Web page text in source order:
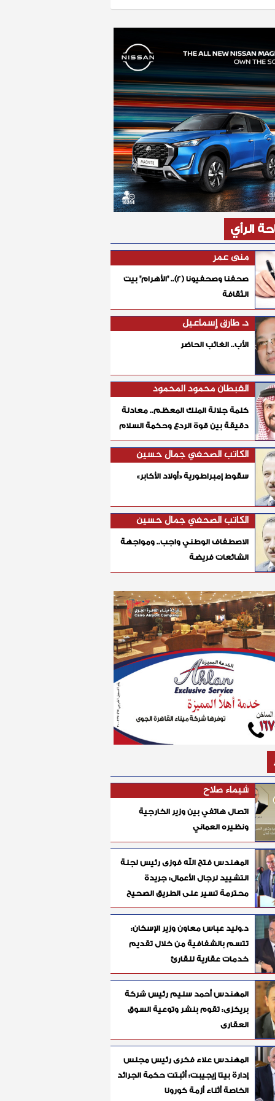
الرأي
منى عمر
صحفنا وصحفيونا (٢).. "الأهرام" بيت
الثقافة
د. طارق إسماعيل
الأب.. الغائب الحاضر
القبطان محمود المحمود
كلمة جلالة الملك المعظم.. معادلة
دقيقة بين قوة الردع وحكمة السلام
الكاتب الصحفي جمال حسين
سقوط إمبراطورية «أولاد الأكابر»
الكاتب الصحفي جمال حسين
الاصطفاف الوطني واجب.. ومواجهة
الشائعات فريضة
شيماء صلاح
اتصال هاتفي بين وزير الخارجية
ونظيره العماني
المهندس فتح الله فوزى رئيس لجنة
التشييد لرجال الأعمال: جريدة
محترمة تسير على الطريق الصحيح
د.وليد عباس معاون وزير الإسكان:
تتسم بالشفافية من خلال تقديم
خدمات عقارية للقارئ
المهندس أحمد سليم رئيس شركة
بريكزى: تقوم بنشر وتوعية السوق
العقارى
المهندس علاء فكرى رئيس مجلس
إدارة بيتا إيجيبت: أثبتت حكمة الجرائد
الخاصة أثناء أزمة كورونا